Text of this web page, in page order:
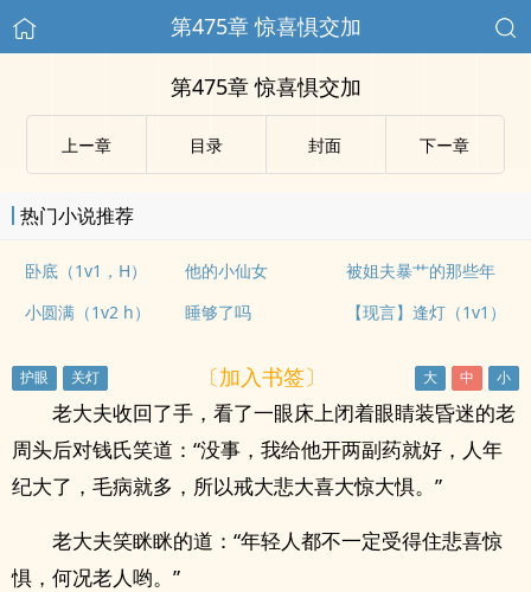
第475章 惊喜惧交加
第475章 惊喜惧交加
上ー章 目录 封面 下ー章
热门小说推荐
卧底（1v1，H） 他的小仙女
被姐夫暴艹的那些年
小圆满（1v2 h）
睡够了吗 【现言】逢灯（1v1）
〔加入书签〕
老大夫收回了手，看了一眼床上闭着眼睛装昏迷的老
周头后对钱氏笑道：“没事，我给他开两副药就好，人年
纪大了，毛病就多，所以戒大悲大喜大惊大惧。”
老大夫笑眯眯的道：“年轻人都不一定受得住悲喜惊
惧，何况老人哟。”